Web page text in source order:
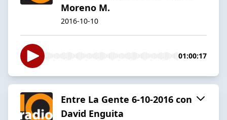
Moreno M.
2016-10-10
01:00:17
Entre La Gente 6-10-2016 con
David Enguita